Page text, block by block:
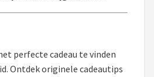
perfecte cadeau te vinden
Ontdek originele cadeautips